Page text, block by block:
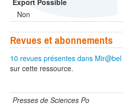
Export Possible
Non
Revues et abonnements
10 revues présentes dans Mir@bel
sur cette ressource.
Presses de Sciences Po